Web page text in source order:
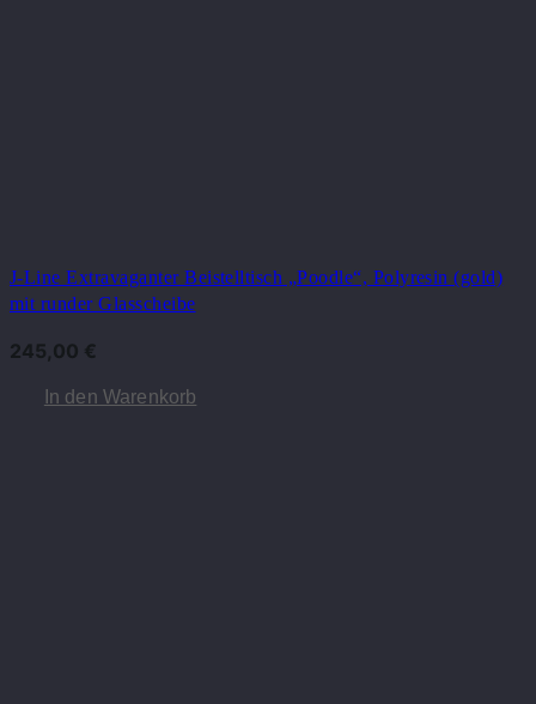
J-Line Extravaganter Beistelltisch „Poodle“, Polyresin (gold)
mit runder Glasscheibe
245,00 €
In den Warenkorb